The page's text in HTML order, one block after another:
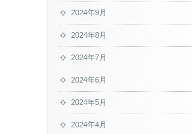
2024年9月
2024年8月
2024年7月
2024年6月
2024年5月
2024年4月